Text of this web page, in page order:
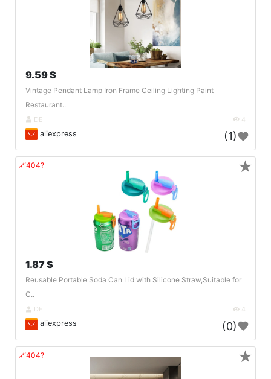
9.59 $
Vintage Pendant Lamp Iron Frame Ceiling Lighting Paint
Restaurant..
DE 4
aliexpress (1)
🔗404?
1.87 $
Reusable Portable Soda Can Lid with Silicone Straw,Suitable for
C..
DE 4
aliexpress (0)
★
🔗404? ★